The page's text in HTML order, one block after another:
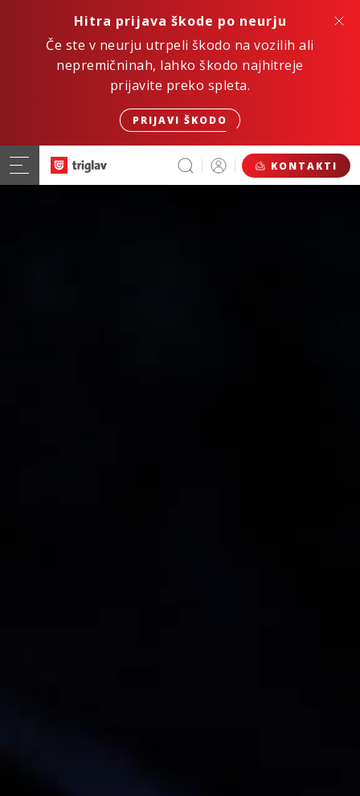
Hitra prijava škode po neurju
Če ste v neurju utrpeli škodo na vozilih ali
nepremičninah, lahko škodo najhitreje
prijavite preko spleta.
PRIJAVI ŠKODO
KONTAKTI